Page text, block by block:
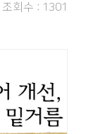
조회수 : 1301